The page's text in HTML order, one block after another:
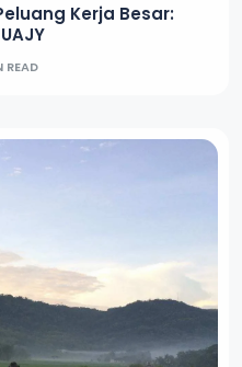
Kerja Besar:
READ